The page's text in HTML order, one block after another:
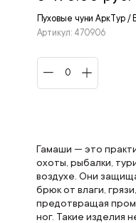
Пуховые чуни АркТур /
Артикул: 470906
Гамаши — это
охоты, рыбалки,
воздухе. Они
брюк от влаги,
предотвращая
ног. Такие изделия